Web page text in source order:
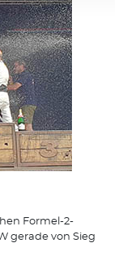
Formel-2-
gerade von Sieg